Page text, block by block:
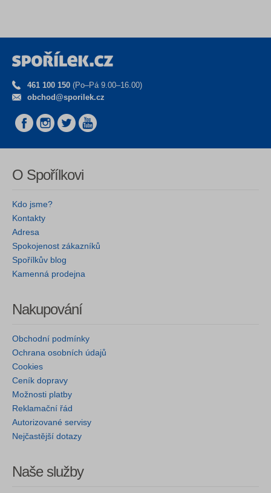
461 100 150 (Po–Pá 9.00–16.00)
obchod@sporilek.cz
O Spořílkovi
Kdo jsme?
Kontakty
Adresa
Spokojenost zákazníků
Spořílkův blog
Kamenná prodejna
Nakupování
Obchodní podmínky
Ochrana osobních údajů
Cookies
Ceník dopravy
Možnosti platby
Reklamační řád
Autorizované servisy
Nejčastější dotazy
Naše služby